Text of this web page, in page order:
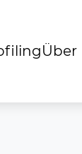
Über